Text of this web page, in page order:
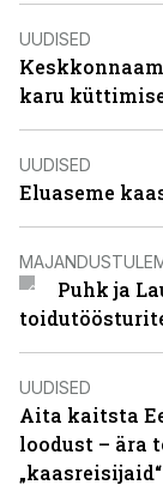
UUDISED
karu
UUDISED
Eluaseme
Puhk ja
UUDISED
Aita kaitsta
loodust – ära
„kaasreisijaid“